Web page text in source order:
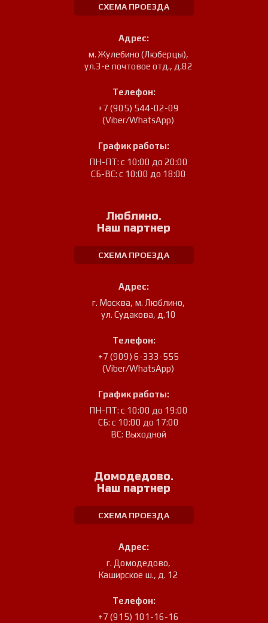
СХЕМА ПРОЕЗДА
Адрес:
м. Жулебино (Люберцы),
ул.3-е почтовое отд., д.82
Телефон:
+7 (905) 544-02-09
(Viber/WhatsApp)
График работы:
ПН-ПТ: с 10:00 до 20:00
СБ-ВС: с 10:00 до 18:00
Люблино.
Наш партнер
СХЕМА ПРОЕЗДА
Адрес:
г. Москва, м. Люблино,
ул. Судакова, д.10
Телефон:
+7 (909) 6-333-555
(Viber/WhatsApp)
График работы:
ПН-ПТ: с 10:00 до 19:00
СБ: с 10:00 до 17:00
ВС: Выходной
Домодедово.
Наш партнер
СХЕМА ПРОЕЗДА
Адрес:
г. Домодедово,
Каширское ш., д. 12
Телефон:
+7 (915) 101-16-16